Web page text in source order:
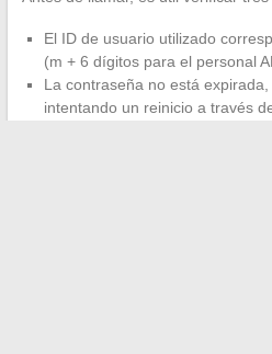
El ID de usuario utilizado
(m + 6 dígitos para el personal
La contraseña no está
intentando un reinicio a través